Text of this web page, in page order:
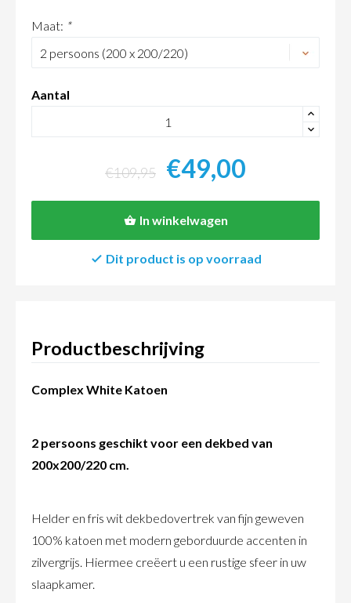
Productbeschrijving
Complex White Katoen
2 persoons geschikt voor een dekbed van
200x200/220 cm.
Helder en fris wit dekbedovertrek van fijn geweven
100% katoen met modern geborduurde accenten in
zilvergrijs. Hiermee creëert u een rustige sfeer in uw
slaapkamer.
Maat: *
Aantal
+
-
€109,95 €49,00
In winkelwagen
Dit product is op voorraad